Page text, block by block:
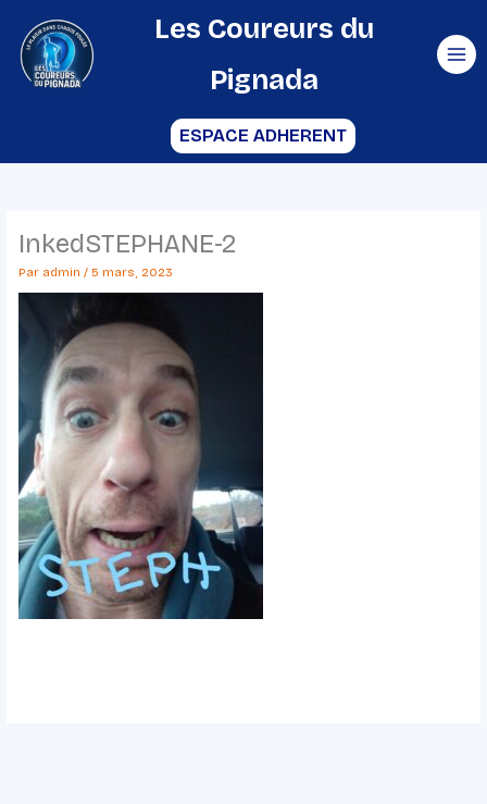
contenu
Les Coureurs du
Pignada
ESPACE ADHERENT
InkedSTEPHANE-2
Par admin / 5 mars, 2023